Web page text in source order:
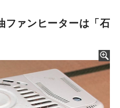
ファンヒーターは「石